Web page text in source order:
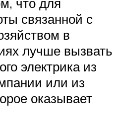
связанной с
в
лучше вызвать
электрика из
или из
оказывает